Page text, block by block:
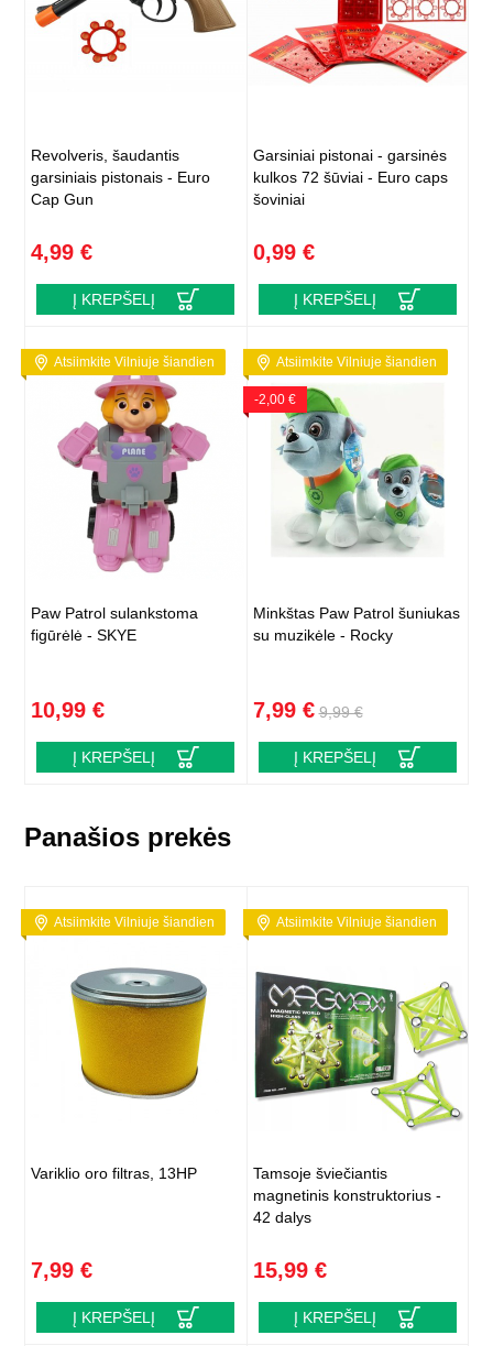
Revolveris, šaudantis
garsiniais pistonais - Euro
Cap Gun
4,99 €
Į KREPŠELĮ
Garsiniai pistonai - garsinės
kulkos 72 šūviai - Euro caps
šoviniai
0,99 €
Į KREPŠELĮ
Atsiimkite Vilniuje šiandien
Paw Patrol sulankstoma
figūrėlė - SKYE
10,99 €
Į KREPŠELĮ
Atsiimkite Vilniuje šiandien
-2,00 €
Minkštas Paw Patrol šuniukas
su muzikėle - Rocky
7,99 € 9,99 €
Į KREPŠELĮ
Panašios prekės
Atsiimkite Vilniuje šiandien
Variklio oro filtras, 13HP
7,99 €
Į KREPŠELĮ
Atsiimkite Vilniuje šiandien
Tamsoje šviečiantis
magnetinis konstruktorius -
42 dalys
15,99 €
Į KREPŠELĮ